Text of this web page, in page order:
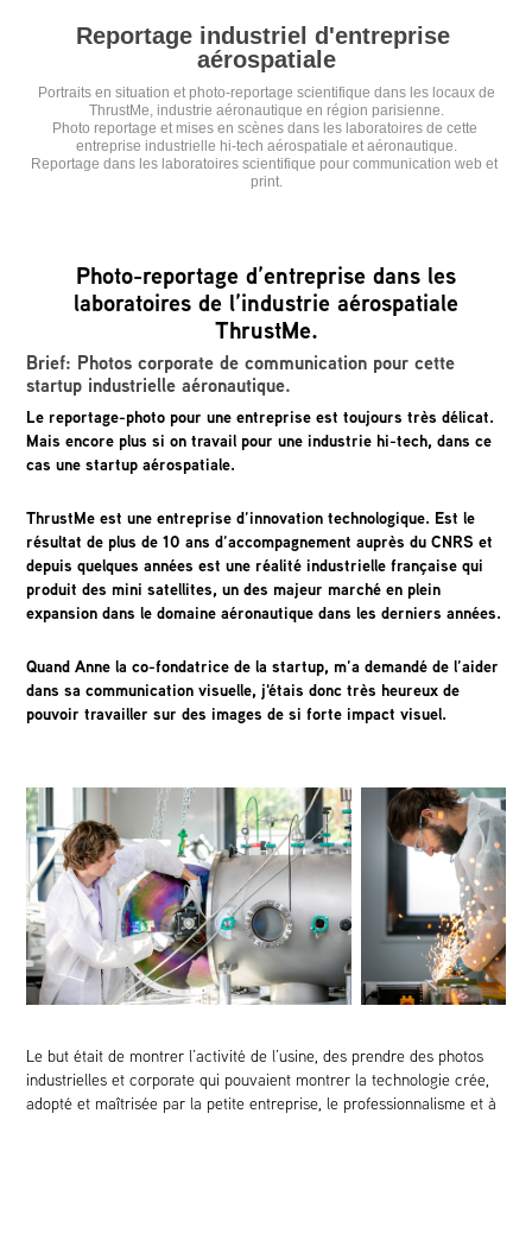
Reportage industriel d'entreprise
aérospatiale
Portraits en situation et photo-reportage scientifique dans les locaux de
ThrustMe, industrie aéronautique en région parisienne.
Photo reportage et mises en scènes dans les laboratoires de cette
entreprise industrielle hi-tech aérospatiale et aéronautique.
Reportage dans les laboratoires scientifique pour communication web et
print.
Photo-reportage d’entreprise dans les
laboratoires de l’industrie aérospatiale
ThrustMe.
Brief: Photos corporate de communication pour cette
startup industrielle aéronautique.
Le reportage-photo pour une entreprise est toujours très délicat.
Mais encore plus si on travail pour une industrie hi-tech, dans ce
cas une startup aérospatiale.
ThrustMe est une entreprise d’innovation technologique. Est le
résultat de plus de 10 ans d’accompagnement auprès du CNRS et
depuis quelques années est une réalité industrielle française qui
produit des mini satellites, un des majeur marché en plein
expansion dans le domaine aéronautique dans les derniers années.
Quand Anne la co-fondatrice de la startup, m’a demandé de l’aider
dans sa communication visuelle, j'étais donc très heureux de
pouvoir travailler sur des images de si forte impact visuel.
Le but était de montrer l’activité de l’usine, des prendre des photos
industrielles et corporate qui pouvaient montrer la technologie crée,
adopté et maîtrisée par la petite entreprise, le professionnalisme et à